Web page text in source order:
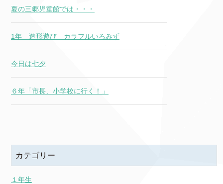
夏の三郷児童館では・・・
1年 造形遊び カラフルいろみず
今日は七夕
６年「市長、小学校に行く！」
カテゴリー
１年生